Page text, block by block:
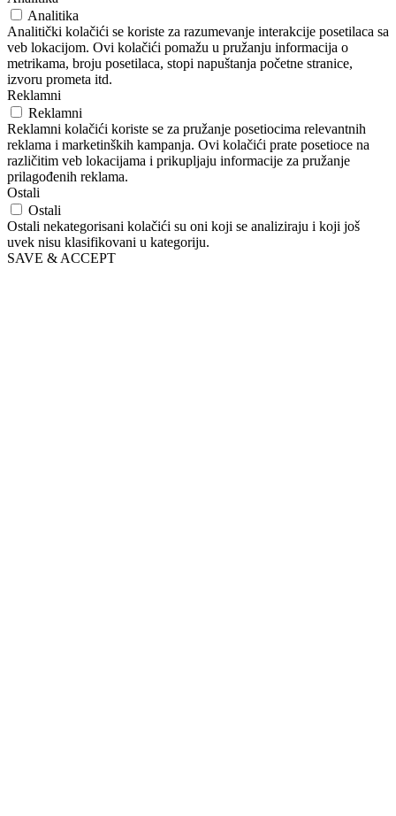
Analitika
Analitički kolačići se koriste za razumevanje interakcije posetilaca sa
veb lokacijom. Ovi kolačići pomažu u pružanju informacija o
metrikama, broju posetilaca, stopi napuštanja početne stranice,
izvoru prometa itd.
Reklamni
Reklamni
Reklamni kolačići koriste se za pružanje posetiocima relevantnih
reklama i marketinških kampanja. Ovi kolačići prate posetioce na
različitim veb lokacijama i prikupljaju informacije za pružanje
prilagođenih reklama.
Ostali
Ostali
Ostali nekategorisani kolačići su oni koji se analiziraju i koji još
uvek nisu klasifikovani u kategoriju.
SAVE & ACCEPT